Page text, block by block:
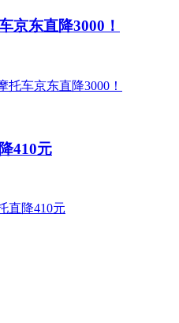
京东直降3000！
410元